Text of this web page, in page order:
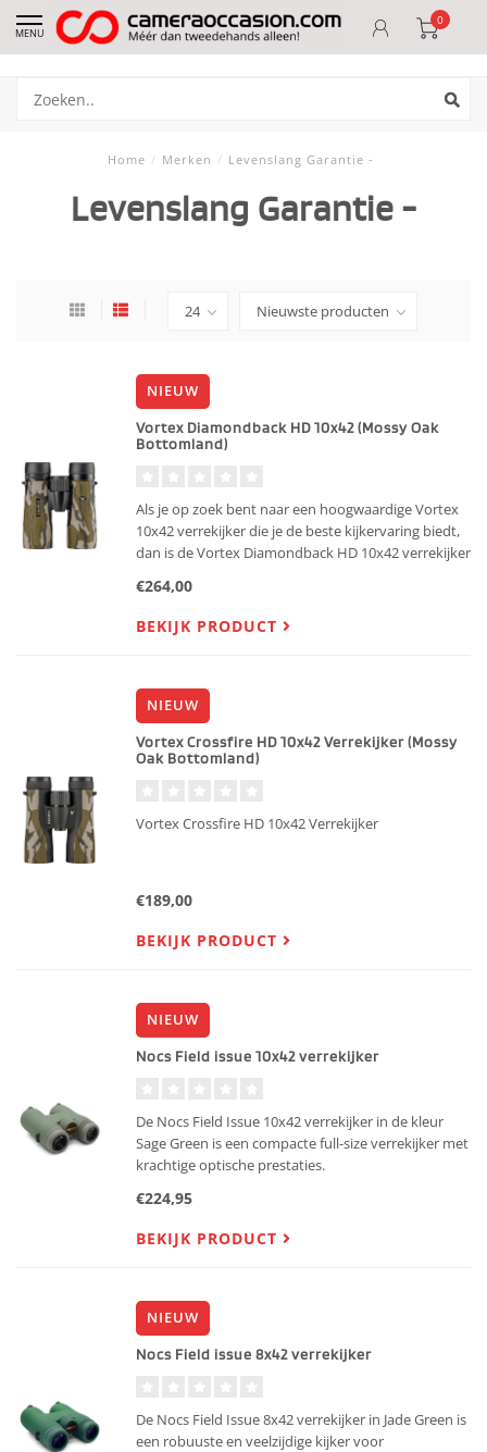
MENU
0
Home / Merken / Levenslang Garantie -
Levenslang Garantie -
NIEUW
Vortex Diamondback HD 10x42 (Mossy Oak
Bottomland)
Als je op zoek bent naar een hoogwaardige Vortex
10x42 verrekijker die je de beste kijkervaring biedt,
dan is de Vortex Diamondback HD 10x42 verrekijker
vogelspotter bent, een natuurliefhebber of gewoon
€264,00
BEKIJK PRODUCT
NIEUW
Vortex Crossfire HD 10x42 Verrekijker (Mossy
Oak Bottomland)
Vortex Crossfire HD 10x42 Verrekijker
€189,00
BEKIJK PRODUCT
NIEUW
Nocs Field issue 10x42 verrekijker
De Nocs Field Issue 10x42 verrekijker in de kleur
Sage Green is een compacte full-size verrekijker met
krachtige optische prestaties.
€224,95
BEKIJK PRODUCT
NIEUW
Nocs Field issue 8x42 verrekijker
De Nocs Field Issue 8x42 verrekijker in Jade Green is
een robuuste en veelzijdige kijker voor